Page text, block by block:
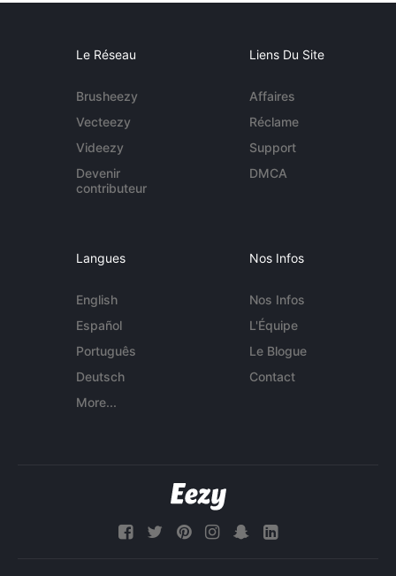
Le Réseau
Brusheezy
Vecteezy
Videezy
Devenir
contributeur
Liens Du Site
Affaires
Réclame
Support
DMCA
Langues
English
Español
Português
Deutsch
More...
Nos Infos
Nos Infos
L'Équipe
Le Blogue
Contact